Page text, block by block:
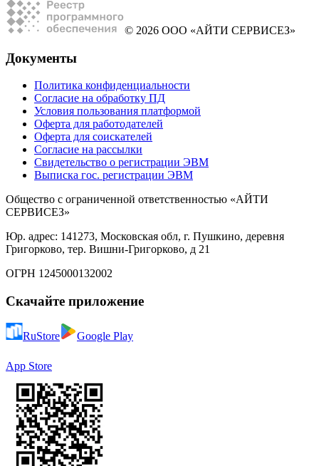
© 2026 ООО «АЙТИ СЕРВИСЕЗ»
Документы
Политика конфиденциальности
Согласие на обработку ПД
Условия пользования платформой
Оферта для работодателей
Оферта для соискателей
Согласие на рассылки
Свидетельство о регистрации ЭВМ
Выписка гос. регистрации ЭВМ
Общество с ограниченной ответственностью «АЙТИ
СЕРВИСЕЗ»
Юр. адрес: 141273, Московская обл, г. Пушкино, деревня
Григорково, тер. Вишни-Григорково, д 21
ОГРН 1245000132002
Скачайте приложение
RuStore Google Play
App Store